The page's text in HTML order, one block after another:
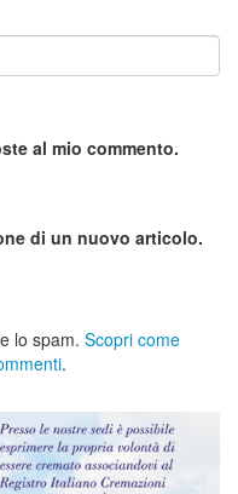
al mio commento.
di un nuovo articolo.
lo spam. Scopri come
.